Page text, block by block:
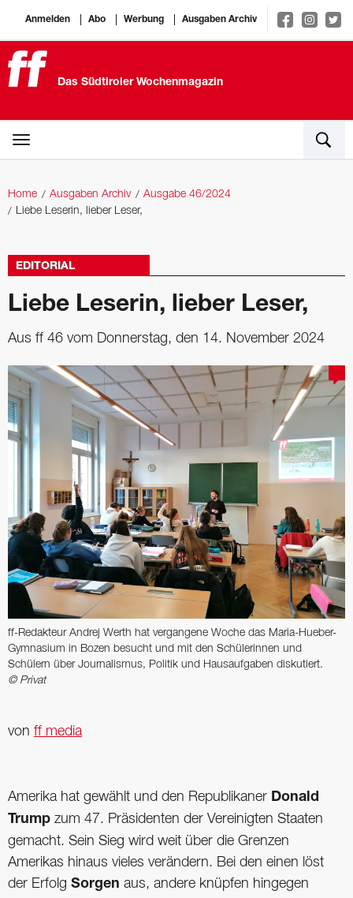
Anmelden Abo Werbung Ausgaben Archiv
Das Südtiroler Wochenmagazin
Home Ausgaben Archiv
Ausgabe 46/2024
Liebe Leserin, lieber Leser,
EDITORIAL
Liebe Leserin, lieber Leser,
Aus ff 46 vom Donnerstag, den 14. November 2024
ff-Redakteur Andrej Werth hat vergangene Woche das Maria-Hueber-
Gymnasium in Bozen besucht und mit den Schülerinnen und
Schülern über ­Journalismus, Politik und Hausaufgaben diskutiert.
© Privat
von ff media
Amerika hat gewählt und den Republikaner Donald
Trump zum 47. Präsidenten der Vereinigten Staaten
gemacht. Sein Sieg wird weit über die Grenzen
Amerikas hinaus vieles verändern. Bei den einen löst
der Erfolg Sorgen aus, andere knüpfen hingegen